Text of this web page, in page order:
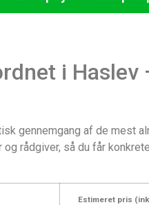
i
gennemgang af de mest
rådgiver, så du får
Estimeret pris